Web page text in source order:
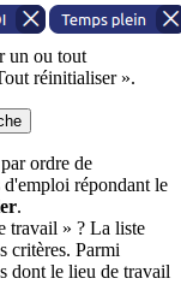
un ou tout
réinitialiser ».
ordre de
répondant le
.
travail » ? La liste
critères. Parmi
dont le lieu de travail